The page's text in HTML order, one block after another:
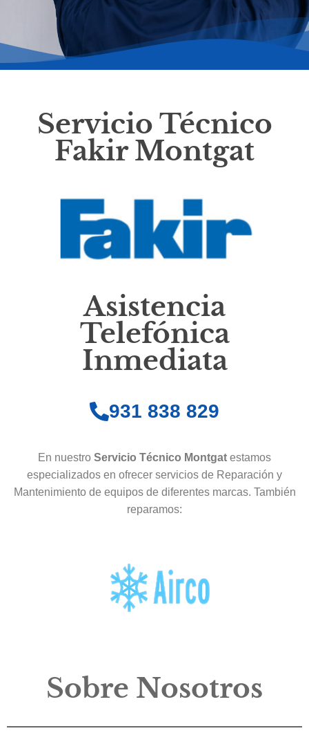
Servicio Técnico
Fakir Montgat
Asistencia
Telefónica
Inmediata
931 838 829
En nuestro Servicio Técnico Montgat estamos
especializados en ofrecer servicios de Reparación y
Mantenimiento de equipos de diferentes marcas. También
reparamos:
Sobre Nosotros